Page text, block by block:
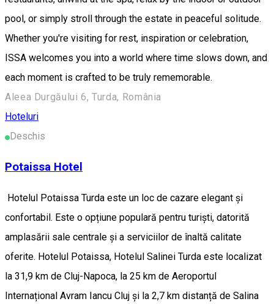
pool, or simply stroll through the estate in peaceful solitude.
Whether you're visiting for rest, inspiration or celebration,
ISSA welcomes you into a world where time slows down, and
each moment is crafted to be truly rememorable.
Aleea Durgăului 6, Turda, România
Hoteluri
Deschis
Potaissa Hotel
Hotelul Potaissa Turda este un loc de cazare elegant și
confortabil. Este o opțiune populară pentru turiști, datorită
amplasării sale centrale și a serviciilor de înaltă calitate
oferite. Hotelul Potaissa, Hotelul Salinei Turda este localizat
la 31,9 km de Cluj-Napoca, la 25 km de Aeroportul
Internațional Avram Iancu Cluj și la 2,7 km distanță de Salina